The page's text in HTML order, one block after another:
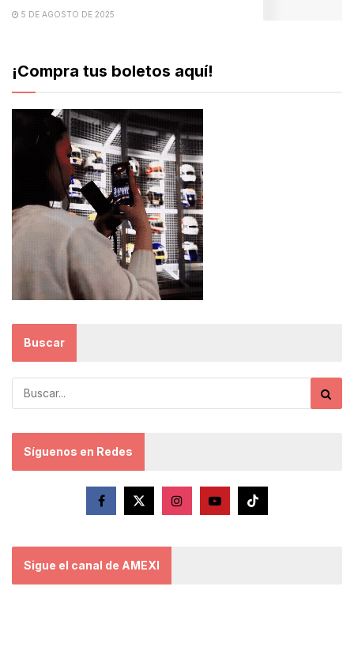
5 DE AGOSTO DE 2025
¡Compra tus boletos aquí!
Buscar
Síguenos en Redes
Sigue el canal de AMEXI